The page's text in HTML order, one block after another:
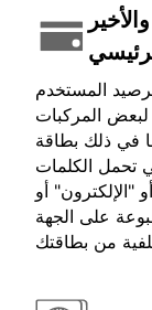
المستخدم
لبعض المركبات
، بما في ذلك بطاقة
تحمل الكلمات
"الإلكترون" أو
على الجهة
من بطاقتك